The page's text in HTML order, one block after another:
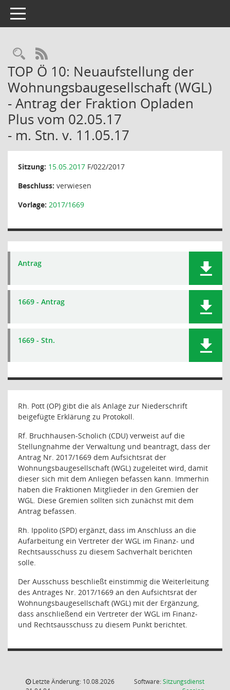
Toggle navigation
Rechercheauswahl
RSS-Feed
TOP Ö 10: Neuaufstellung der
Wohnungsbaugesellschaft (WGL)
- Antrag der Fraktion Opladen
Plus vom 02.05.17
- m. Stn. v. 11.05.17
Sitzung: 15.05.2017 F/022/2017
Beschluss: verwiesen
Vorlage: 2017/1669
Antrag
1669 - Antrag
1669 - Stn.
Rh. Pott (OP) gibt die als Anlage zur Niederschrift
beigefügte Erklärung zu Protokoll.
Rf. Bruchhausen-Scholich (CDU) verweist auf die
Stellungnahme der Verwaltung und beantragt, dass der
Antrag Nr. 2017/1669 dem Aufsichtsrat der
Wohnungsbaugesellschaft (WGL) zugeleitet wird, damit
dieser sich mit dem Anliegen befassen kann. Immerhin
haben die Fraktionen Mitglieder in den Gremien der
WGL. Diese Gremien sollten sich zunächst mit dem
Antrag befassen.
Rh. Ippolito (SPD) ergänzt, dass im Anschluss an die
Aufarbeitung ein Vertreter der WGL im Finanz- und
Rechtsausschuss zu diesem Sachverhalt berichten
solle.
Der Ausschuss beschließt einstimmig die Weiterleitung
des Antrages Nr. 2017/1669 an den Aufsichtsrat der
Wohnungsbaugesellschaft (WGL) mit der Ergänzung,
dass anschließend ein Vertreter der WGL im Finanz-
und Rechtsausschuss zu diesem Punkt berichtet.
Letzte Änderung: 10.08.2026
Software:Sitzungsdienst